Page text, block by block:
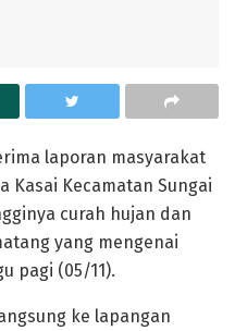
laporan masyarakat
Kasai Kecamatan Sungai
curah hujan dan
yang mengenai
pagi (05/11).
ke lapangan